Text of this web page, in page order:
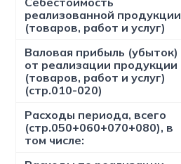
реализованной продукции
(товаров, работ и услуг)
Валовая прибыль (убыток)
от реализации продукции
(товаров, работ и услуг)
(стр.010-020)
Расходы периода, всего
(стр.050+060+070+080), в
том числе: